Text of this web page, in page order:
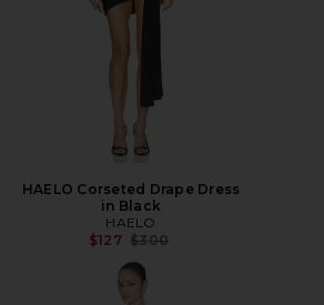
HAELO Corseted Drape Dress
in Black
HAELO
$127 前の価格:
$300